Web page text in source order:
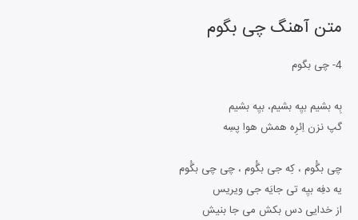
متن آهنگچی بگوم
4- چی بگوم
بِه بشیم بیِه بشیم، بیِه بشیم
گپ نزن اِئرِه همش هوا پسِه
چی بگُوم ، کِه جی بگُوم ، چی چی بگُوم
یه دفِه بیِه تی جایَه جی ویریس
از خدایی دس بکش می جا بنیش